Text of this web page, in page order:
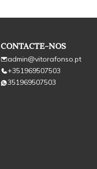
CONTACTE-NOS
admin@vitorafonso.pt
+351969507503
351969507503